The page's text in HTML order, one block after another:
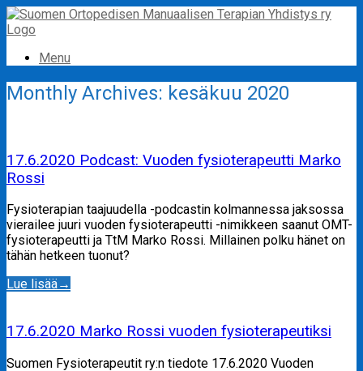
Skip
to
Menu
Monthly Archives: kesäkuu 2020
17.6.2020 Podcast: Vuoden fysioterapeutti Marko
Rossi
Fysioterapian taajuudella -podcastin kolmannessa jaksossa
vierailee juuri vuoden fysioterapeutti -nimikkeen saanut OMT-
fysioterapeutti ja TtM Marko Rossi. Millainen polku hänet on
tähän hetkeen tuonut?
Lue lisää→
17.6.2020 Marko Rossi vuoden fysioterapeutiksi
Suomen Fysioterapeutit ry:n tiedote 17.6.2020 Vuoden